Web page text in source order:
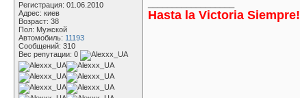
Регистрация: 01.06.2010
Адрес: киев
Возраст: 38
Пол: Мужской
Автомобиль: 11193
Сообщений: 310
Вес репутации: 0
Hasta la Victoria Siempre!